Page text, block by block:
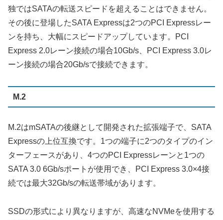
独ではSATAの転送スピードを超えることはできません。
その後に登場したSATA Expressは2つのPCI Expressレー
ンを持ち、大幅にスピードアップしています。PCI
Express 2.0レーン接続の場合10Gb/s、PCI Express 3.0レ
ーン接続の場合20Gb/sで接続できます。
M.2
M.2はmSATAの後継として開発された拡張端子で、SATA
Expressの上位互換です。1つの端子に2つのタイプのイン
ターフェースがあり、4つのPCI Expressレーンと1つの
SATA 3.0 6Gb/sポートが使用でき、PCI Express 3.0×4接
続では最大32Gb/sの転送帯域があります。
SSDの形式により異なりますが、高速なNVMeを使用する